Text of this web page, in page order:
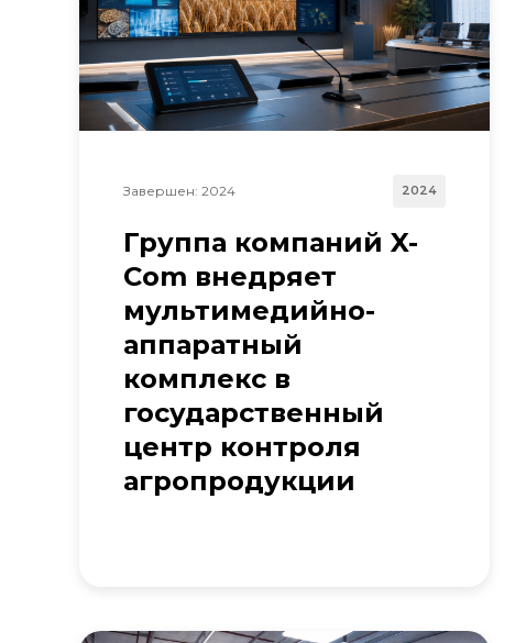
Завершен: 2024 2024
Группа компаний X-
Com внедряет
мультимедийно-
аппаратный
комплекс в
государственный
центр контроля
агропродукции